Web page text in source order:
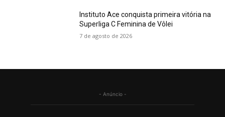
Instituto Ace conquista primeira vitória na
Superliga C Feminina de Vôlei
7 de agosto de 2026
- Anúncio -